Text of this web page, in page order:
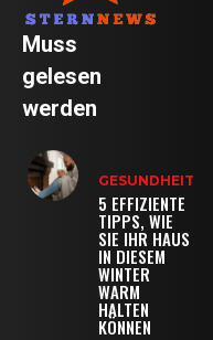
Muss
gelesen
werden
GESUNDHEIT
5 EFFIZIENTE
TIPPS, WIE
SIE IHR HAUS
IN DIESEM
WINTER
WARM
HALTEN
KÖNNEN